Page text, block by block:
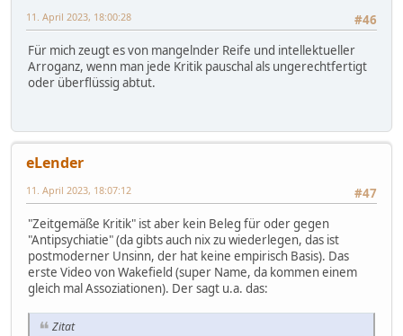
#46
11. April 2023, 18:00:28
Für mich zeugt es von mangelnder Reife und intellektueller
Arroganz, wenn man jede Kritik pauschal als ungerechtfertigt
oder überflüssig abtut.
eLender
#47
11. April 2023, 18:07:12
"Zeitgemäße Kritik" ist aber kein Beleg für oder gegen
"Antipsychiatie" (da gibts auch nix zu wiederlegen, das ist
postmoderner Unsinn, der hat keine empirisch Basis). Das
erste Video von Wakefield (super Name, da kommen einem
gleich mal Assoziationen). Der sagt u.a. das:
Zitat